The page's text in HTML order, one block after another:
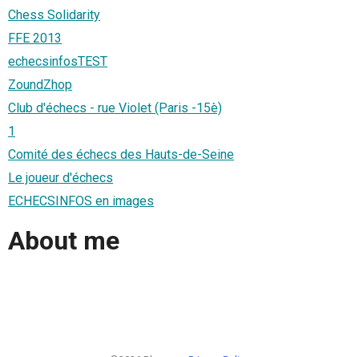
Chess Solidarity
FFE 2013
echecsinfosTEST
ZoundZhop
Club d'échecs - rue Violet (Paris -15è)
1
Comité des échecs des Hauts-de-Seine
Le joueur d'échecs
ECHECSINFOS en images
About me